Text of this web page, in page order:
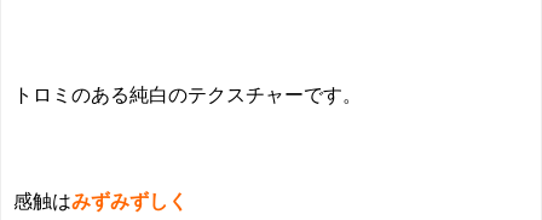
トロミのある純白のテクスチャーです。
感触はみずみずしく